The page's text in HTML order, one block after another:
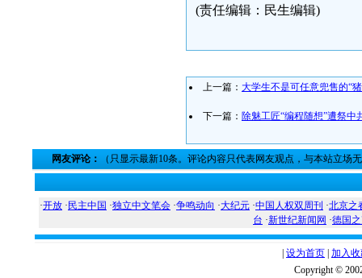
(责任编辑：民生编辑)
上一篇： 大学生不是可任意兜售的“
下一篇： 除魅工匠“编程随想”遭祭中
网友评论： （只显示最新10条。评论内容只代表网友观点，与本站立场
·开放 · 民主中国 ·独立中文笔会 ·争鸣动向 ·大纪元 ·中国人权双周刊 ·北京之
台 ·新世纪新闻网 ·德国
设为首页 加入
Copyright ©